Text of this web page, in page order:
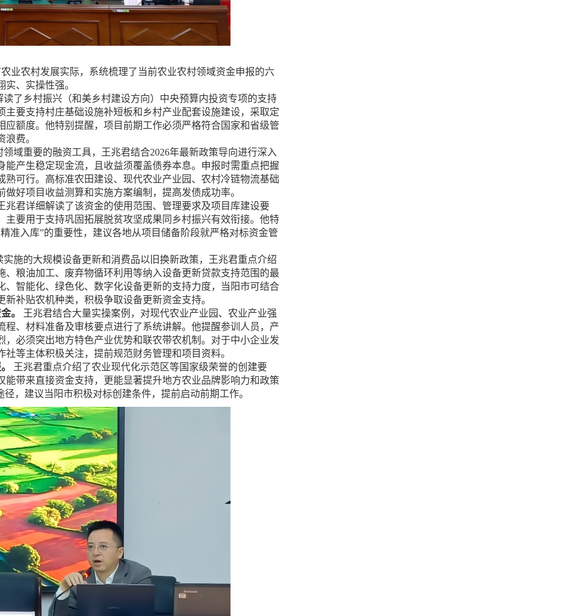
农村发展实际，系统梳理了当前农业农村领域资金申报的六
实、实操性强。
读了乡村振兴（和美乡村建设方向）中央预算内投资专项的支持
要支持村庄基础设施补短板和乡村产业配套设施建设，采取定
额度。他特别提醒，项目前期工作必须严格符合国家和省级管
浪费。
域重要的融资工具，王兆君结合2026年最新政策导向进行深入
产生稳定现金流，且收益须覆盖债券本息。申报时需重点把握
可行。高标准农田建设、现代农业产业园、农村冷链物流基础
好项目收益测算和实施方案编制，提高发债成功率。
兆君详细解读了该资金的使用范围、管理要求及项目库建设要
要用于支持巩固拓展脱贫攻坚成果同乡村振兴有效衔接。他特
准入库”的重要性，建议各地从项目储备阶段就严格对标资金管
实施的大规模设备更新和消费品以旧换新政策，王兆君重点介绍
粮油加工、废弃物循环利用等纳入设备更新贷款支持范围的最
智能化、绿色化、数字化设备更新的支持力度，当阳市可结合
补贴农机种类，积极争取设备更新资金支持。
。
王兆君结合大量实操案例，对现代农业产业园、农业产业强
、材料准备及审核要点进行了系统讲解。他提醒参训人员，产
必须突出地方特色产业优势和联农带农机制。对于中小企业发
等主体积极关注，提前规范财务管理和项目资料。
王兆君重点介绍了农业现代化示范区等国家级荣誉的创建要
带来直接资金支持，更能显著提升地方农业品牌影响力和政策
，建议当阳市积极对标创建条件，提前启动前期工作。